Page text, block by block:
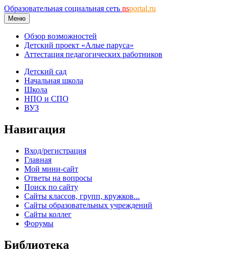
Образовательная социальная сеть nsportal.ru
Меню
Обзор возможностей
Детский проект «Алые паруса»
Аттестация педагогических работников
Детский сад
Начальная школа
Школа
НПО и СПО
ВУЗ
Навигация
Вход/регистрация
Главная
Мой мини-сайт
Ответы на вопросы
Поиск по сайту
Сайты классов, групп, кружков...
Сайты образовательных учреждений
Сайты коллег
Форумы
Библиотека